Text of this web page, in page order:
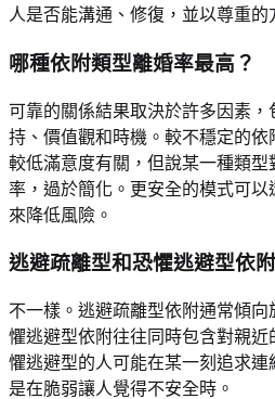
人是否能溝通、修復，並以尊重的
哪種依附類型離婚率最高？
可靠的關係結果取決於許多因素
持、價值觀和時機。較不穩定的
較低滿意度有關，但說某一種類
率，過於簡化。更安全的模式可
來降低風險。
逃避疏離型和恐懼逃避型依
不一樣。逃避疏離型依附通常傾
懼逃避型依附往往同時包含對親
懼逃避型的人可能在某一刻追求
是在脆弱讓人覺得不安全時。